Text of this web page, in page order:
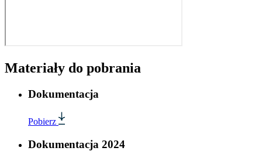
Materiały do pobrania
Dokumentacja
Pobierz
Dokumentacja 2024